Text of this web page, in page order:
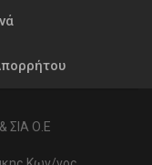
ΣΙΑ Ο.Ε